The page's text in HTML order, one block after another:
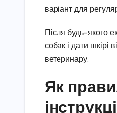
варіант для
Після будь-якого
собак і дати шкірі
ветеринару.
Як